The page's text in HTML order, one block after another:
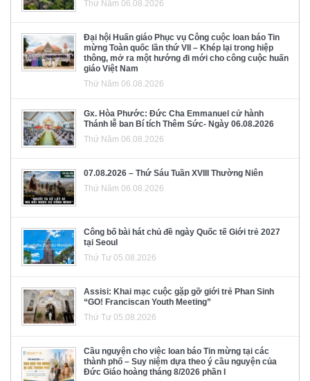
Thứ Năm 06.08.2026
Đại hội Huấn giáo Phục vụ Công cuộc loan báo Tin
mừng Toàn quốc lần thứ VII – Khép lại trong hiệp
thông, mở ra một hướng đi mới cho công cuộc huấn
giáo Việt Nam
Thứ Năm 06.08.2026
Gx. Hòa Phước: Đức Cha Emmanuel cử hành
Thánh lễ ban Bí tích Thêm Sức- Ngày 06.08.2026
Thứ Năm 06.08.2026
07.08.2026 – Thứ Sáu Tuần XVIII Thường Niên
Thứ Năm 06.08.2026
Công bố bài hát chủ đề ngày Quốc tế Giới trẻ 2027
tại Seoul
Thứ Tư 05.08.2026
Assisi: Khai mạc cuộc gặp gỡ giới trẻ Phan Sinh
“GO! Franciscan Youth Meeting”
Thứ Tư 05.08.2026
Cầu nguyện cho việc loan báo Tin mừng tại các
thành phố – Suy niệm dựa theo ý cầu nguyện của
Đức Giáo hoàng tháng 8/2026 phần I